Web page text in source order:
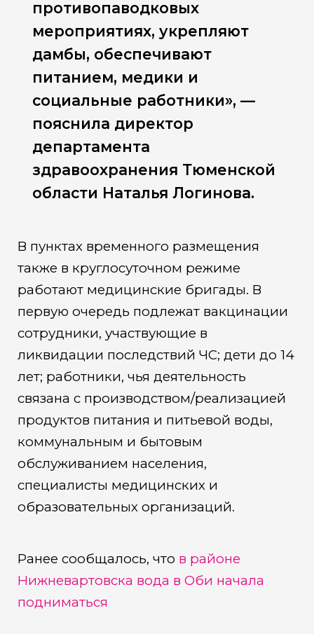
противопаводковых
мероприятиях, укрепляют
дамбы, обеспечивают
питанием, медики и
социальные работники», —
пояснила директор
департамента
здравоохранения Тюменской
области Наталья Логинова.
В пунктах временного размещения
также в круглосуточном режиме
работают медицинские бригады. В
первую очередь подлежат вакцинации
сотрудники, участвующие в
ликвидации последствий ЧС; дети до 14
лет; работники, чья деятельность
связана с производством/реализацией
продуктов питания и питьевой воды,
коммунальным и бытовым
обслуживанием населения,
специалисты медицинских и
образовательных организаций.
Ранее сообщалось, что в районе
Нижневартовска вода в Оби начала
подниматься